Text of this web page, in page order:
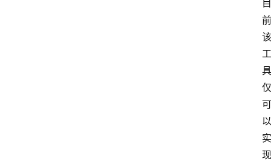
目
前
该
工
具
仅
可
以
实
现